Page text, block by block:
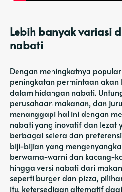
Lebih banyak variasi
nabati
Dengan meningkatnya
peningkatan permintaan akan
dalam hidangan nabati.
perusahaan makanan, dan
menanggapi hal ini dengan
nabati yang inovatif dan lezat
berbagai selera dan
biji-bijian yang
berwarna-warni dan kacang-
hingga versi nabati dari
seperti burger dan pizza,
itu, ketersediaan alternatif